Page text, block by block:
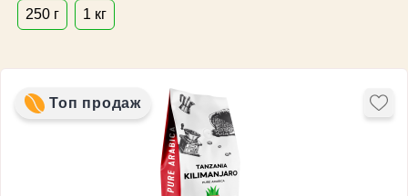
250 г 1 кг
Топ продаж